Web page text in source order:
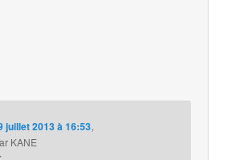
juillet 2013 à 16:53,
KANE